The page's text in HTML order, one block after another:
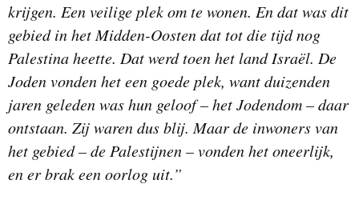
krijgen. Een veilige plek om te wonen. En dat was dit
gebied in het Midden-Oosten dat tot die tijd nog
Palestina heette. Dat werd toen het land Israël. De
Joden vonden het een goede plek, want duizenden
jaren geleden was hun geloof – het Jodendom – daar
ontstaan. Zij waren dus blij. Maar de inwoners van
het gebied – de Palestijnen – vonden het oneerlijk,
en er brak een oorlog uit.”